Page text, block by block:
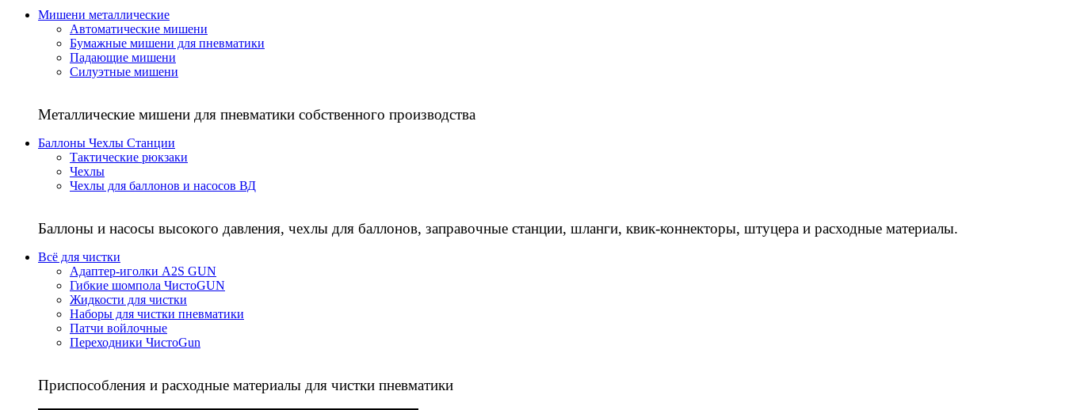
Мишени металлические
Автоматические мишени
Бумажные мишени для пневматики
Падающие мишени
Силуэтные мишени
Металлические мишени для пневматики собственного производства
Баллоны Чехлы Станции
Тактические рюкзаки
Чехлы
Чехлы для баллонов и насосов ВД
Баллоны и насосы высокого давления, чехлы для баллонов, заправочные станции, шланги, квик-коннекторы, штуцера и расходные материалы.
Всё для чистки
Адаптер-иголки A2S GUN
Гибкие шомпола ЧистоGUN
Жидкости для чистки
Наборы для чистки пневматики
Патчи войлочные
Переходники ЧистоGun
Приспособления и расходные материалы для чистки пневматики